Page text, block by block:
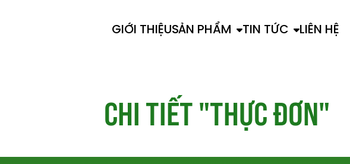
GIỚI THIỆUSẢN PHẨM TIN TỨC LIÊN HỆ
CHITIẾT"THỰCĐƠN"